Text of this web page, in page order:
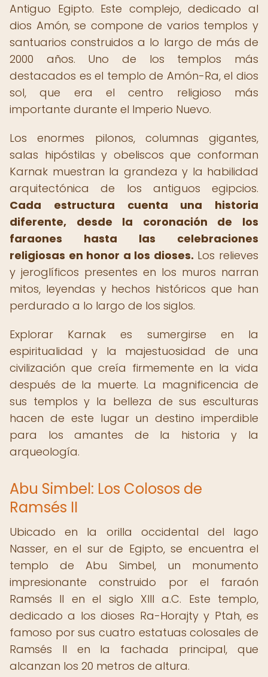
Antiguo Egipto. Este complejo, dedicado al
dios Amón, se compone de varios templos y
santuarios construidos a lo largo de más de
2000 años. Uno de los templos más
destacados es el templo de Amón-Ra, el dios
sol, que era el centro religioso más
importante durante el Imperio Nuevo.
Los enormes pilonos, columnas gigantes,
salas hipóstilas y obeliscos que conforman
Karnak muestran la grandeza y la habilidad
arquitectónica de los antiguos egipcios.
Cada estructura cuenta una historia
diferente, desde la coronación de los
faraones hasta las celebraciones
religiosas en honor a los dioses. Los relieves
y jeroglíficos presentes en los muros narran
mitos, leyendas y hechos históricos que han
perdurado a lo largo de los siglos.
Explorar Karnak es sumergirse en la
espiritualidad y la majestuosidad de una
civilización que creía firmemente en la vida
después de la muerte. La magnificencia de
sus templos y la belleza de sus esculturas
hacen de este lugar un destino imperdible
para los amantes de la historia y la
arqueología.
Abu Simbel: Los Colosos de
Ramsés II
Ubicado en la orilla occidental del lago
Nasser, en el sur de Egipto, se encuentra el
templo de Abu Simbel, un monumento
impresionante construido por el faraón
Ramsés II en el siglo XIII a.C. Este templo,
dedicado a los dioses Ra-Horajty y Ptah, es
famoso por sus cuatro estatuas colosales de
Ramsés II en la fachada principal, que
alcanzan los 20 metros de altura.